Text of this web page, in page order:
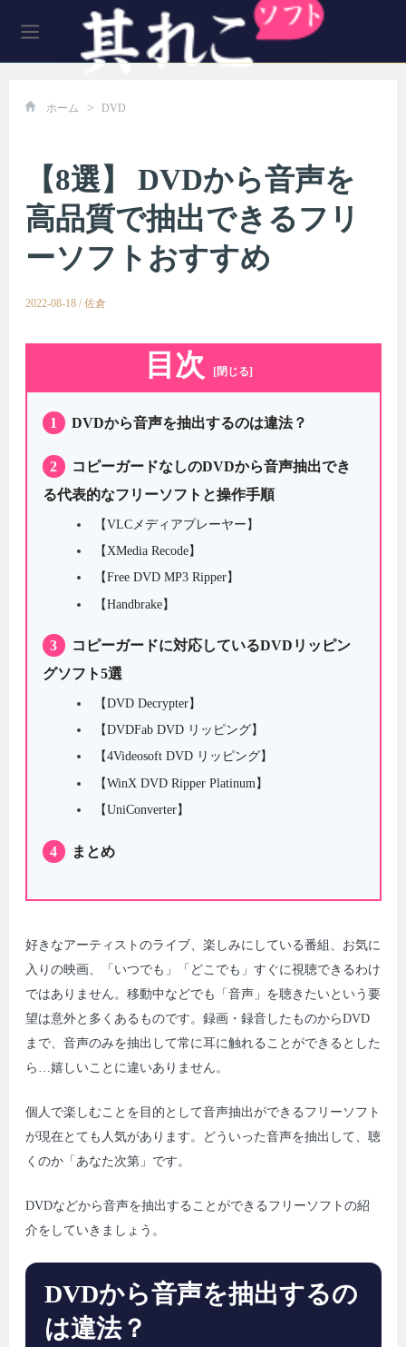
ホーム > DVD
【8選】 DVDから音声を
高品質で抽出できるフリ
ーソフトおすすめ
2022-08-18 / 佐倉
目次 [閉じる]
1 DVDから音声を抽出するのは違法？
2
コピーガードなしのDVDから音声抽出でき
る代表的なフリーソフトと操作手順
【VLCメディアプレーヤー】
【XMedia Recode】
【Free DVD MP3 Ripper】
【Handbrake】
3
コピーガードに対応しているDVDリッピン
グソフト5選
【DVD Decrypter】
【DVDFab DVD リッピング】
【4Videosoft DVD リッピング】
【WinX DVD Ripper Platinum】
【UniConverter】
4 まとめ
好きなアーティストのライブ、楽しみにしている番組、お気に
入りの映画、「いつでも」「どこでも」すぐに視聴できるわけ
ではありません。移動中などでも「音声」を聴きたいという要
望は意外と多くあるものです。録画・録音したものからDVD
まで、音声のみを抽出して常に耳に触れることができるとした
ら…嬉しいことに違いありません。
個人で楽しむことを目的として音声抽出ができるフリーソフト
が現在とても人気があります。どういった音声を抽出して、聴
くのか「あなた次第」です。
DVDなどから音声を抽出することができるフリーソフトの紹
介をしていきましょう。
DVDから音声を抽出するの
は違法？